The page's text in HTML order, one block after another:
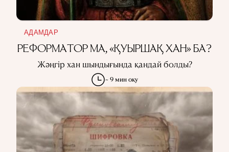
АДАМДАР
РЕФОРМАТОР МА, «ҚУЫРШАҚ ХАН» БА?
Жәңгір хан шындығында қандай болды?
~ 9 мин оқу